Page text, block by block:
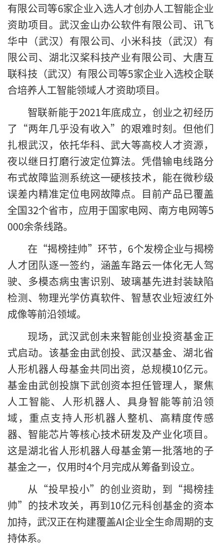
有限公司等6家企业入选人才创办人工智能企业
资助项目。武汉金山办公软件有限公司、讯飞
华中（武汉）有限公司、小米科技（武汉）有
限公司、湖北汉桨科技产业有限公司、大唐互
联科技（武汉）有限公司等5家企业入选校企联
合培养人工智能领域人才资助项目。
智联新能于2021年底成立，创业之初经历
了“两年几乎没有收入”的艰难时刻。但他们
扎根武汉，依托华科、武大等高校人才资源，
夜以继日打磨行波定位算法。凭借输电线路分
布式故障监测系统这一硬核技术，能在微秒级
误差内精准定位电网故障点。目前产品已覆盖
全国32个省市，应用于国家电网、南方电网等5
000余条线路。
在“揭榜挂帅”环节，6个发榜企业与揭榜
人才团队逐一签约，涵盖车路云一体化无人驾
驶、多模态病虫害识别、玻璃基先进封装缺陷
检测、物理光学仿真软件、智慧农业短波红外
成像等前沿领域。
现场，武汉武创未来智能创业投资基金正
式启动。该基金由武创投、武汉基金、湖北省
人形机器人母基金共同出资，总规模10亿元。
基金由武创投旗下武创资本担任管理人，聚焦
人工智能、人形机器人、具身智能等前沿领
域，重点支持人形机器人整机、高精度传感
器、智能芯片等核心技术研发及产业化项目。
这是湖北省人形机器人母基金第一批落地的子
基金之一，仅用时4个月完成从筹备到设立。
从“投早投小”的创业资助，到“揭榜挂
帅”的技术攻关，再到10亿元科创基金的资本
加持，武汉正在构建覆盖AI企业全生命周期的支
持体系。